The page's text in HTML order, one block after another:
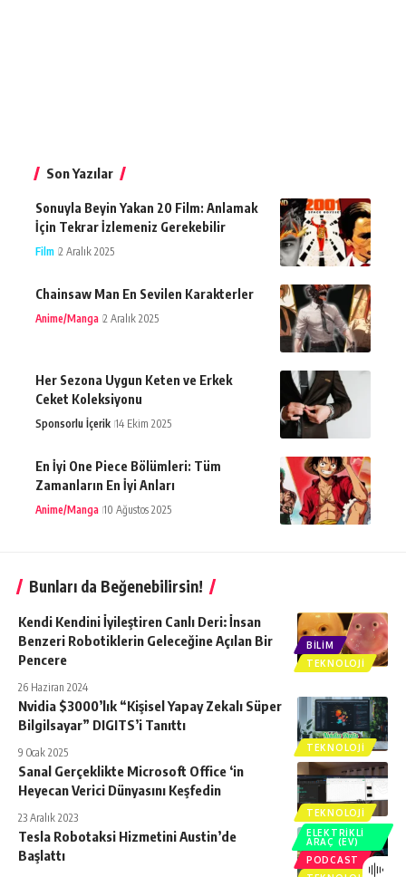
Son Yazılar
Sonuyla Beyin Yakan 20 Film: Anlamak
İçin Tekrar İzlemeniz Gerekebilir
Film 2 Aralık 2025
Chainsaw Man En Sevilen Karakterler
Anime/Manga 2 Aralık 2025
Her Sezona Uygun Keten ve Erkek
Ceket Koleksiyonu
Sponsorlu İçerik 14 Ekim 2025
En İyi One Piece Bölümleri: Tüm
Zamanların En İyi Anları
Anime/Manga 10 Ağustos 2025
Bunları da Beğenebilirsin!
BILIM
TEKNOLOJI
Kendi Kendini İyileştiren Canlı Deri: İnsan
Benzeri Robotiklerin Geleceğine Açılan Bir
Pencere
26 Haziran 2024
TEKNOLOJI
Nvidia $3000’lık “Kişisel Yapay Zekalı Süper
Bilgilsayar” DIGITS’i Tanıttı
9 Ocak 2025
TEKNOLOJI
Sanal Gerçeklikte Microsoft Office ‘in
Heyecan Verici Dünyasını Keşfedin
23 Aralık 2023
ELEKTRIKLI
ARAÇ (EV)
PODCAST
Tesla Robotaksi Hizmetini Austin’de
Başlattı